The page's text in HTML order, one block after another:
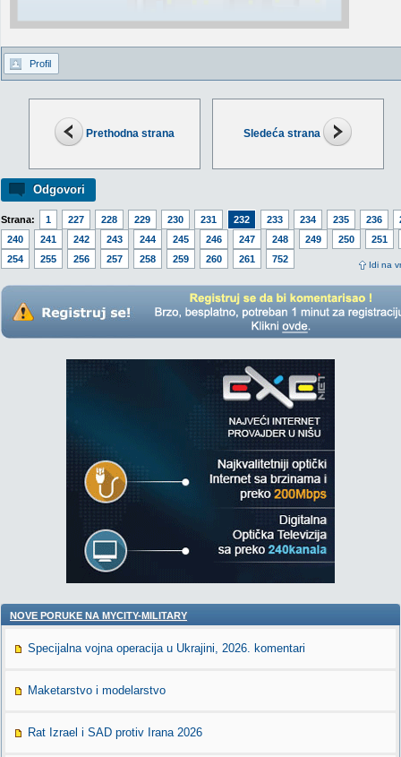
Prethodna strana Sledeća strana
Odgovori
Strana: 1 227 228 229 230 231 232 233 234 235 236
240
241 242 243 244 245 246 247 248 249 250
251
254
255 256 257 258 259 260 261 752
Idi na
Profil
NOVE PORUKE NA MYCITY-MILITARY
Specijalna vojna operacija u Ukrajini, 2026. komentari
Maketarstvo i modelarstvo
Rat Izrael i SAD protiv Irana 2026